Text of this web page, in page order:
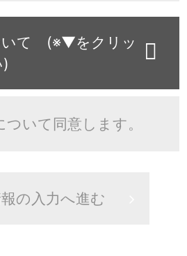
いて (※▼をクリッ
ついて同意します。